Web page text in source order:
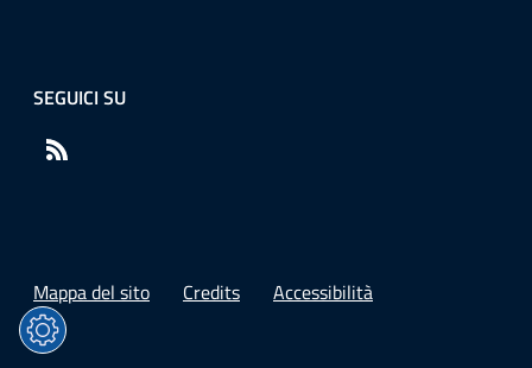
SEGUICI SU
Mappa del sito Credits Accessibilità